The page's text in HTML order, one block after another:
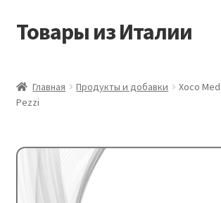
Перейти
Перейти
Товары из Италии
Виды доставки
Главная Продукты и добавки
Xoco
Pezzi